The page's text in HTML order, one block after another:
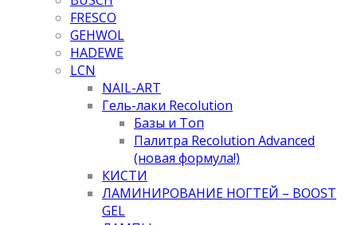
FRESCO
GEHWOL
HADEWE
LCN
NAIL-ART
Гель-лаки Recolution
Базы и Топ
Палитра Recolution Advanced
(новая формула!)
КИСТИ
ЛАМИНИРОВАНИЕ НОГТЕЙ – BOOST
GEL